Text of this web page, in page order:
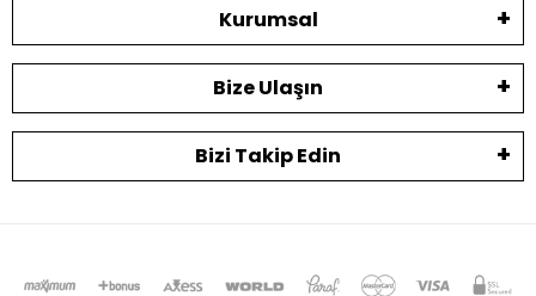
Kurumsal
Bize Ulaşın
Bizi Takip Edin